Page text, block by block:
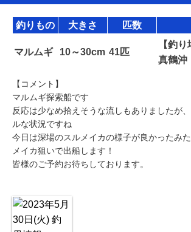
釣りもの 大きさ 匹数
マルムギ 10～30cm 41匹
【釣
真鶴
【コメント】
マルムギ探索船です
反応は少なめ拾えそうな流しもありましたが
ルな状況ですね
今日は深場のスルメイカの様子が良かったみ
メイカ狙いで出船します！
皆様のご予約お待ちしております。